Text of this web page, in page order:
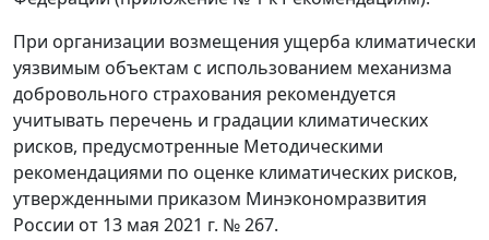
При организации возмещения ущерба климатически
уязвимым объектам с использованием механизма
добровольного страхования рекомендуется
учитывать перечень и градации климатических
рисков, предусмотренные Методическими
рекомендациями по оценке климатических рисков,
утвержденными приказом Минэкономразвития
России от 13 мая 2021 г. № 267.